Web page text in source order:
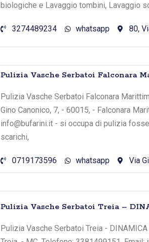
biologiche e Lavaggio tombini, Lavaggio
3274489234 whatsapp 80,
Pulizia Vasche Serbatoi
Pulizia Vasche Serbatoi Falconara
Gino Canonico, 7, - 60015, - Falconara
info@bufarini.it - si occupa di pulizia
scarichi,
0719173596 whatsapp Via
Pulizia Vasche Serbatoi Treia –
Pulizia Vasche Serbatoi Treia -